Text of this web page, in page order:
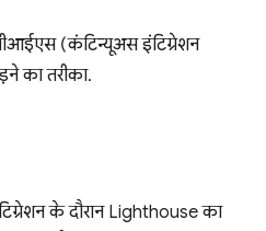
(कंटिन्यूअस इंटिग्रेशन
का तरीका.
के दौरान Lighthouse का